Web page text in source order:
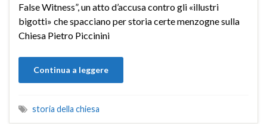
False Witness”, un atto d’accusa contro gli «illustri
bigotti» che spacciano per storia certe menzogne sulla
Chiesa Pietro Piccinini
Continua a leggere
storia della chiesa